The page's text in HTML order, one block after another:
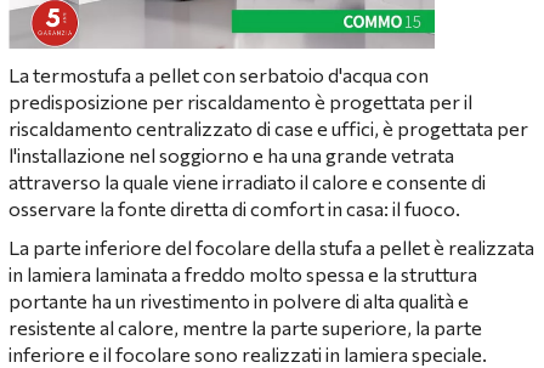
La termostufa a pellet con serbatoio d'acqua con
predisposizione per riscaldamento è progettata per il
riscaldamento centralizzato di case e uffici, è progettata per
l'installazione nel soggiorno e ha una grande vetrata
attraverso la quale viene irradiato il calore e consente di
osservare la fonte diretta di comfort in casa: il fuoco.
La parte inferiore del focolare della stufa a pellet è realizzata
in lamiera laminata a freddo molto spessa e la struttura
portante ha un rivestimento in polvere di alta qualità e
resistente al calore, mentre la parte superiore, la parte
inferiore e il focolare sono realizzati in lamiera speciale.